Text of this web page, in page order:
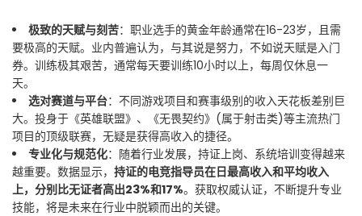
极致的天赋与刻苦：职业选手的黄金年龄通常在16-23岁，且需
要极高的天赋。业内普遍认为，与其说是努力，不如说天赋是入门
券。训练极其艰苦，通常每天要训练10小时以上，每周仅休息一
天。
选对赛道与平台：不同游戏项目和赛事级别的收入天花板差别巨
大。投身于《英雄联盟》、《无畏契约》(属于射击类)等主流热门
项目的顶级联赛，无疑是获得高收入的捷径。
专业化与规范化：随着行业发展，持证上岗、系统培训变得越来
越重要。数据显示， 持证的电竞指导员在日最高收入和平均收入
上，分别比无证者高出23%和17%。获取权威认证，不断提升专业
技能，将是未来在行业中脱颖而出的关键。